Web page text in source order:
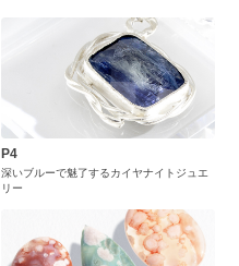
P4
深いブルーで魅了するカイヤナイトジュエ
リー